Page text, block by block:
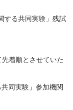
する共同実験」残試
着順とさせていた
同実験」参加機関